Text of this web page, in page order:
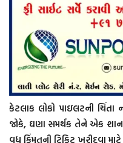
કેટલાક લોકો પાઇલટની
જોકે, ઘણા સમર્થક તેને એક
વધુ કિંમતની ટિકિટ ખરીદવા